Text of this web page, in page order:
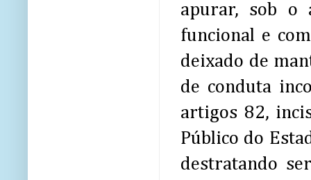
apurar, sob o
funcional e
deixado de
de conduta
artigos 82,
Público do
destratando